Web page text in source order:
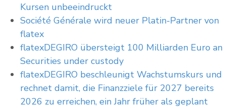
Kursen unbeeindruckt
Société Générale wird neuer Platin-Partner von
flatex
flatexDEGIRO übersteigt 100 Milliarden Euro an
Securities under custody
flatexDEGIRO beschleunigt Wachstumskurs und
rechnet damit, die Finanzziele für 2027 bereits
2026 zu erreichen, ein Jahr früher als geplant